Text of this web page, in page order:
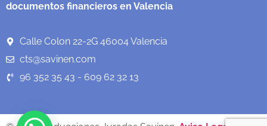
documentos financieros en Valencia
Calle Colon 22-2G 46004 Valencia
cts@savinen.com
96 352 35 43 - 609 62 32 13